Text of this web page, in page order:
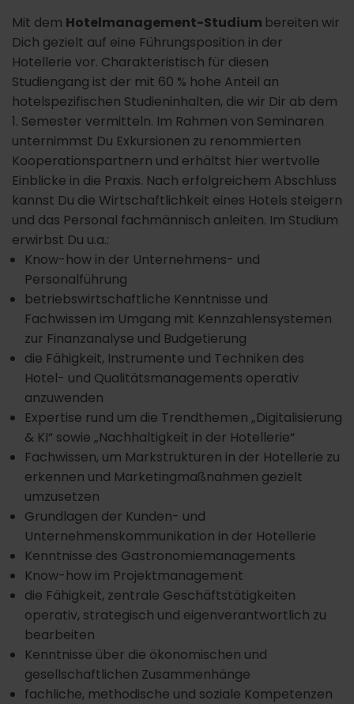
Mit dem Hotelmanagement-Studium bereiten wir
Dich gezielt auf eine Führungsposition in der
Hotellerie vor. Charakteristisch für diesen
Studiengang ist der mit 60 % hohe Anteil an
hotelspezifischen Studieninhalten, die wir Dir ab dem
1. Semester vermitteln. Im Rahmen von Seminaren
unternimmst Du Exkursionen zu renommierten
Kooperationspartnern und erhältst hier wertvolle
Einblicke in die Praxis. Nach erfolgreichem Abschluss
kannst Du die Wirtschaftlichkeit eines Hotels steigern
und das Personal fachmännisch anleiten. Im Studium
erwirbst Du u.a.:
Know-how in der Unternehmens- und
Personalführung
betriebswirtschaftliche Kenntnisse und
Fachwissen im Umgang mit Kennzahlensystemen
zur Finanzanalyse und Budgetierung
die Fähigkeit, Instrumente und Techniken des
Hotel- und Qualitätsmanagements operativ
anzuwenden
Expertise rund um die Trendthemen „Digitalisierung
& KI“ sowie „Nachhaltigkeit in der Hotellerie“
Fachwissen, um Markstrukturen in der Hotellerie zu
erkennen und Marketingmaßnahmen gezielt
umzusetzen
Grundlagen der Kunden- und
Unternehmenskommunikation in der Hotellerie
Kenntnisse des Gastronomiemanagements
Know-how im Projektmanagement
die Fähigkeit, zentrale Geschäftstätigkeiten
operativ, strategisch und eigenverantwortlich zu
bearbeiten
Kenntnisse über die ökonomischen und
gesellschaftlichen Zusammenhänge
fachliche, methodische und soziale Kompetenzen